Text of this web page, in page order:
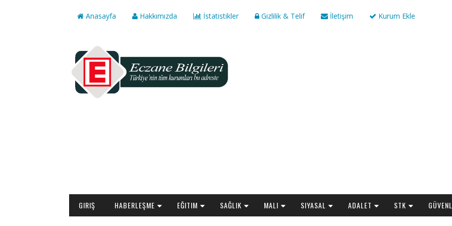
Anasayfa Hakkımızda İstatistikler Gizlilik & Telif İletişim Kurum Ekle
GIRIŞ HABERLEŞME EĞITIM SAĞLIK MALI SIYASAL ADALET STK